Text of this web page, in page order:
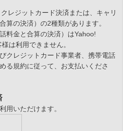
レジットカード決済または、キャリ
算の決済）の2種類があります。
料金と合算の決済）はYahoo!
は利用できません。
クレジットカード事業者、携帯電話
る規約に従って、お支払いくださ
用いただけます。